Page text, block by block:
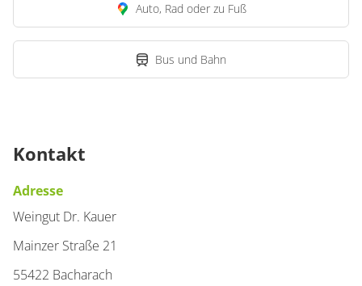
Auto, Rad oder zu Fuß
Bus und Bahn
Kontakt
Adresse
Weingut Dr. Kauer
Mainzer Straße 21
55422 Bacharach